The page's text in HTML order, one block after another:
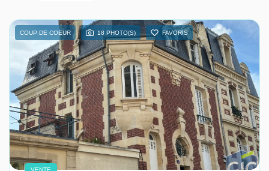
COUP DE COEUR 18 PHOTO(S) FAVORIS
VENTE